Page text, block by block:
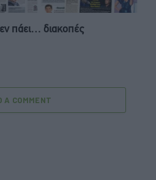
πάει… διακοπές
A COMMENT